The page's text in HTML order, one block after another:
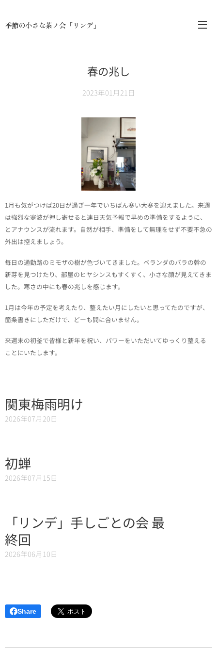
季節の小さな茶ノ会「リンデ」
春の兆し
2023年01月21日
1月も気がつけば20日が過ぎ一年でいちばん寒い大寒を迎えました。来週
は強烈な寒波が押し寄せると連日天気予報で早めの準備をするように、
とアナウンスが流れます。自然が相手、準備をして無理をせず不要不急の
外出は控えましょう。
毎日の通勤路のミモザの樹が色づいてきました。ベランダのバラの幹の
新芽を見つけたり、部屋のヒヤシンスもすくすく、小さな顔が見えてきま
した。寒さの中にも春の兆しを感じます。
1月は今年の予定を考えたり、整えたい月にしたいと思ってたのですが、
箇条書きにしただけで、どーも間に合いません。
来週末の初釜で皆様と新年を祝い、パワーをいただいてゆっくり整える
ことにいたします。
関東梅雨明け
2026年07月20日
初蝉
2026年07月15日
「リンデ」手しごとの会 最
終回
2026年06月10日
Share